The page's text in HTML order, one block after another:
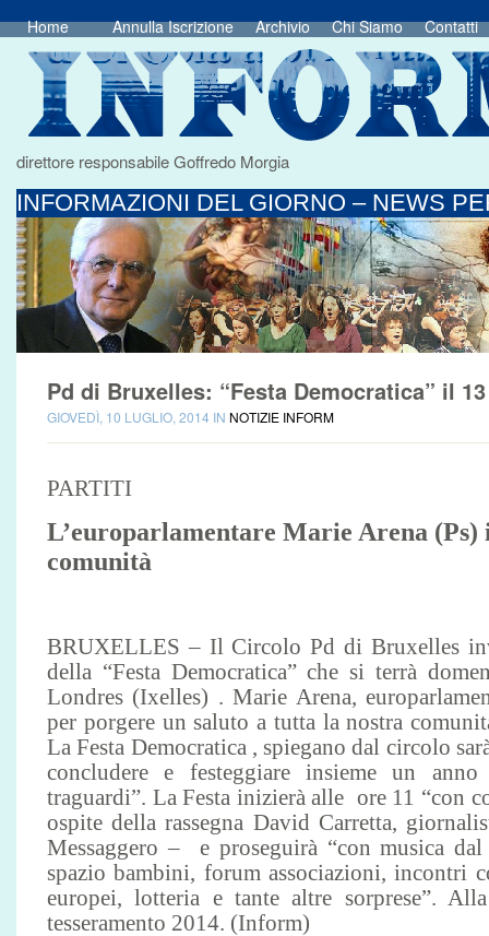
Home Annulla Iscrizione Archivio Chi Siamo Contatti
direttore responsabile Goffredo Morgia
INFORMAZIONI DEL GIORNO – NEWS
Pd di Bruxelles: “Festa Democratica” il
GIOVEDÌ, 10 LUGLIO, 2014 IN NOTIZIE INFORM
PARTITI
L’europarlamentare Marie Arena
comunità
BRUXELLES – Il Circolo Pd di Bruxelles
della “Festa Democratica” che si terrà
Londres (Ixelles) . Marie Arena,
per porgere un saluto a tutta la nostra
La Festa Democratica , spiegano dal circolo
concludere e festeggiare insieme un
traguardi”. La Festa inizierà alle ore 11 “con
ospite della rassegna David Carretta,
Messaggero – e proseguirà “con musica
spazio bambini, forum associazioni, incontri
europei, lotteria e tante altre sorprese”.
tesseramento 2014. (Inform)